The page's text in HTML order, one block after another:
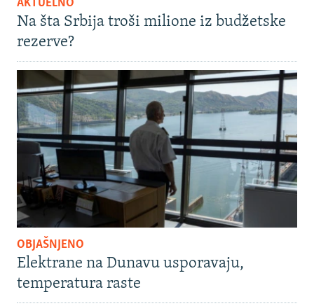
AKTUELNO
Na šta Srbija troši milione iz budžetske
rezerve?
OBJAŠNJENO
Elektrane na Dunavu usporavaju,
temperatura raste